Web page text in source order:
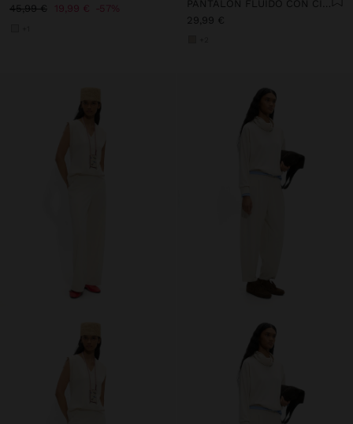
45,99 €
19,99 € 57%
29,99 €